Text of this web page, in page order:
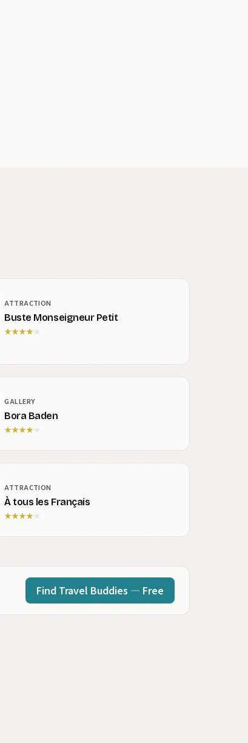
ATTRACTION
Buste Monseigneur Petit
★★★★★
GALLERY
Bora Baden
★★★★ ★
ATTRACTION
À tous les Français
★★★★ ★
Find Travel Buddies — Free